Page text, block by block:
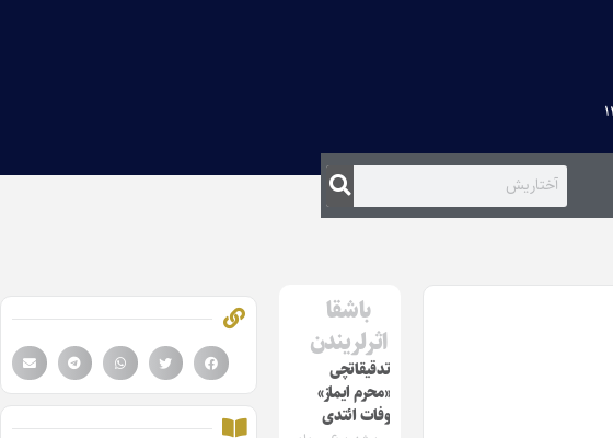
باشقا
اثرلریندن
تدقیقاتچی
«محرم ایماز»
وفات ائتدی